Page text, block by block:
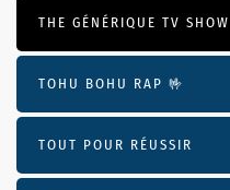
THE GÉNÉRIQUE TV SHOW
TOHU BOHU RAP 🤟
TOUT POUR RÉUSSIR